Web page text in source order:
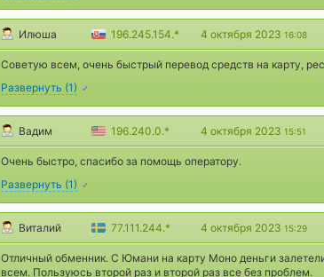
Илюша 196.245.154.* 4 октября 2023 16:08
Советую всем, очень быстрый перевод средств на карту,
Развернуть (1)
Вадим 196.240.0.* 4 октября 2023 15:51
Очень быстро, спасибо за помощь оператору.
Развернуть (1)
Виталий 77.111.244.* 4 октября 2023 15:29
Отличный обменник. С Юмани на карту Моно деньги
всем. Пользуюсь второй раз и второй раз все без проблем.